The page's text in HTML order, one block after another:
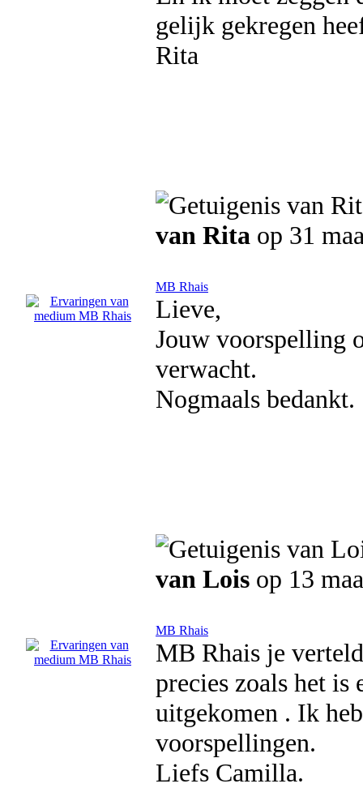
gelijk gekregen
Rita
van Rita op 31
MB Rhais
Lieve,
Jouw voorspelling
verwacht.
Nogmaals bedankt.
van Lois op 13
MB Rhais
MB Rhais je
precies zoals het
uitgekomen . Ik
voorspellingen.
Liefs Camilla.